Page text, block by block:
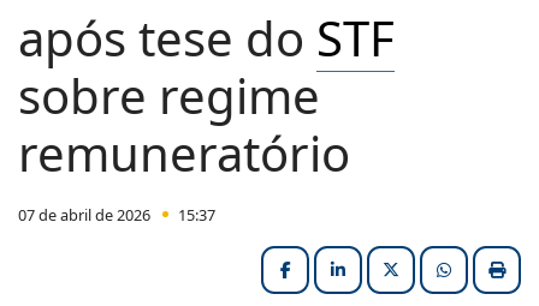
após tese do STF
sobre regime
remuneratório
07 de abril de 2026 15:37
FacebookLinkedInX (formerly